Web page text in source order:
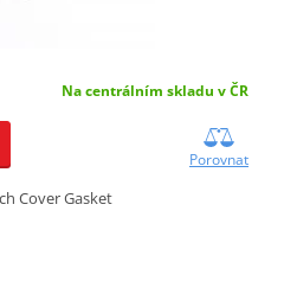
Na centrálním skladu v ČR
Porovnat
Cover Gasket